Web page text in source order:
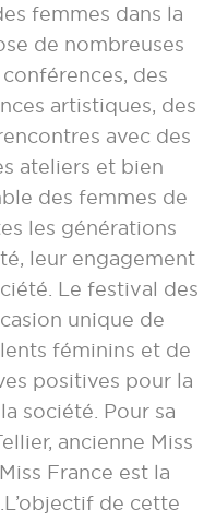
femmes dans la
de nombreuses
des
artistiques, des
avec des
ateliers et bien
des femmes de
les générations
leur engagement
Le festival des
unique de
féminins et de
positives pour la
société. Pour sa
ancienne Miss
France est la
de cette